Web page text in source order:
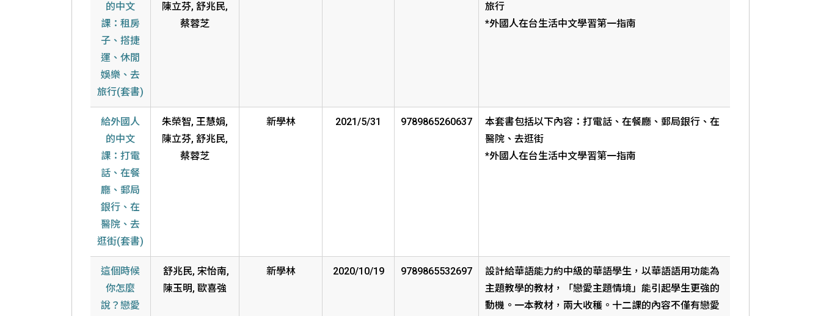
的中文
課：租房
子、搭捷
運、休閒
娛樂、去
旅行(套書)
陳立芬, 舒兆民,
蔡蓉芝
旅行
*外國人在台生活中文學習第一指南
給外國人
的中文
課：打電
話、在餐
廳、郵局
銀行、在
醫院、去
逛街(套書)
朱榮智, 王慧娟,
陳立芬, 舒兆民,
蔡蓉芝
新學林 2021/5/31 9789865260637
本套書包括以下內容：打電話、在餐廳、郵局銀行、在
醫院、去逛街
*外國人在台生活中文學習第一指南
這個時候
你怎麼
說？戀愛
舒兆民, 宋怡南,
陳玉明, 歐喜強
新學林 2020/10/19 9789865532697
設計給華語能力約中級的華語學生，以華語語用功能為
主題教學的教材，「戀愛主題情境」能引起學生更強的
動機。一本教材，兩大收穫。十二課的內容不僅有戀愛